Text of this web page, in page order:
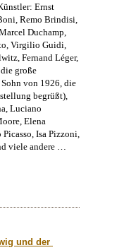
Ernst
Remo Brindisi,
Duchamp,
Virgilio Guidi,
Fernand Léger,
große
von 1926, die
begrüßt),
Luciano
Elena
Isa Pizzoni,
viele andere …
und der